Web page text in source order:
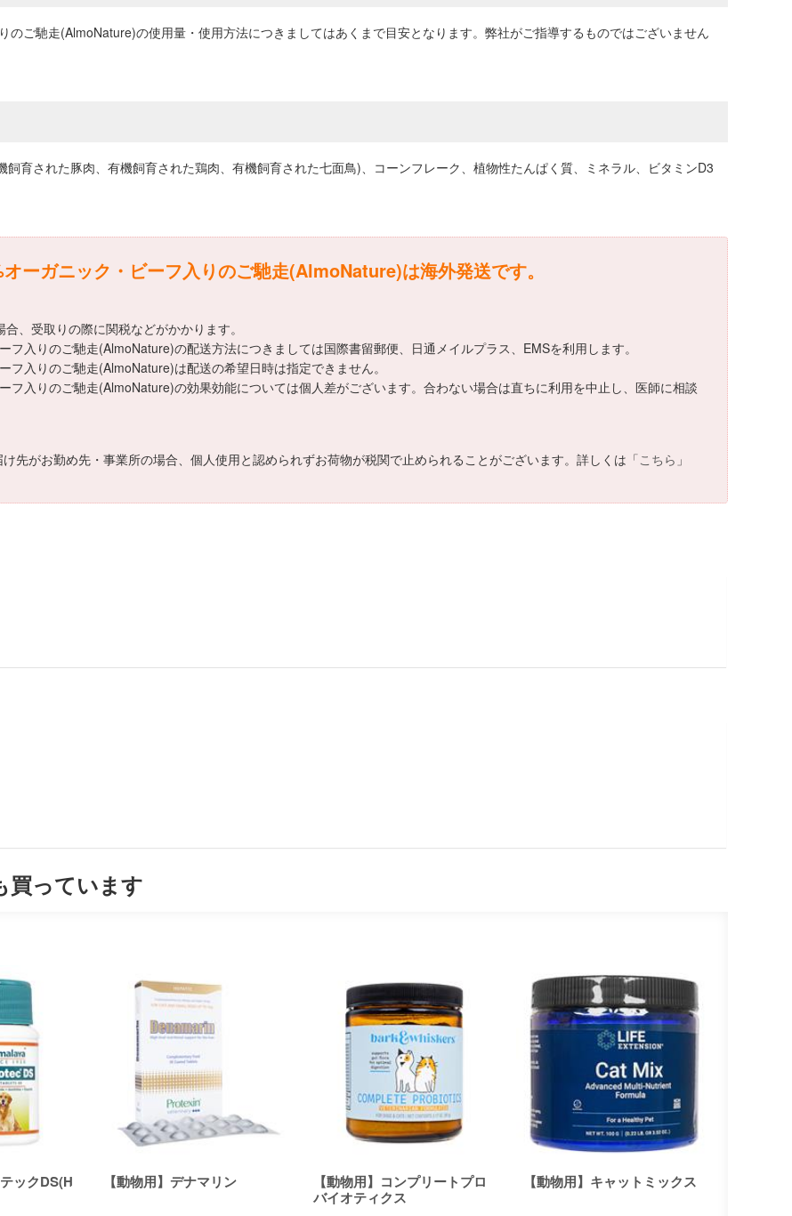
のご馳走(AlmoNature)の使用量・使用方法につきましてはあくまで目安となります。弊社がご指導するものではございません
育された豚肉、有機飼育された鶏肉、有機飼育された七面鳥)、コーンフレーク、植物性たんぱく質、ミネラル、ビタミンD3
ーガニック・ビーフ入りのご馳走(AlmoNature)は海外発送です。
、受取りの際に関税などがかかります。
フ入りのご馳走(AlmoNature)の配送方法につきましては国際書留郵便、日通メイルプラス、EMSを利用します。
フ入りのご馳走(AlmoNature)は配送の希望日時は指定できません。
フ入りのご馳走(AlmoNature)の効果効能については個人差がございます。合わない場合は直ちに利用を中止し、医師に相談
先がお勤め先・事業所の場合、個人使用と認められずお荷物が税関で止められることがございます。詳しくは「こちら 」
買っています
ックDS(H
【動物用】デナマリン
【動物用】コンプリートプロ
バイオティクス
【動物用】キャットミックス